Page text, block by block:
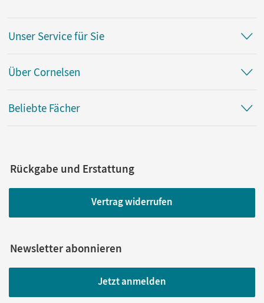
Unser Service für Sie
Über Cornelsen
Beliebte Fächer
Rückgabe und Erstattung
Vertrag widerrufen
Newsletter abonnieren
Jetzt anmelden